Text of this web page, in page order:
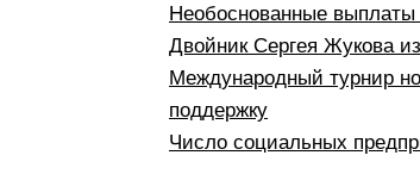
Необоснованные
Двойник Сергея Жукова
Международный турнир
поддержку
Число социальных